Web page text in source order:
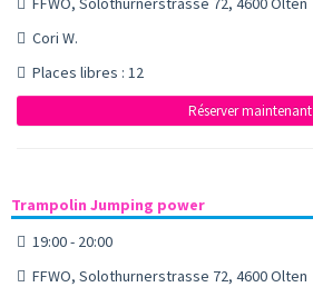
Cori W.
Places libres : 12
Réserver maintenant
Trampolin Jumping power
19:00 - 20:00
FFWO, Solothurnerstrasse 72, 4600 Olten